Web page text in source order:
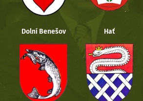
Dolní Benešov Hať